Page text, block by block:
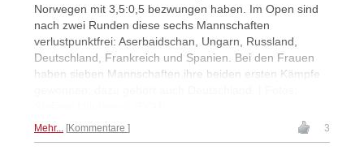
Norwegen mit 3,5:0,5 bezwungen haben. Im Open sind
nach zwei Runden diese sechs Mannschaften
verlustpunktfrei: Aserbaidschan, Ungarn, Russland,
Deutschland, Frankreich und Spanien. Bei den Frauen
haben sieben Mannschaften ihre beiden ersten Kämpfe
Mehr... Kommentare 3